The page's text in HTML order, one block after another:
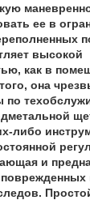
ее в
высокой
как в
она
либо
и